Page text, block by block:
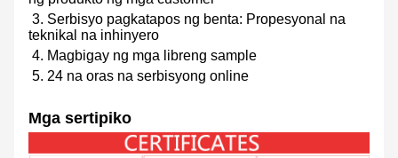
3. Serbisyo pagkatapos ng benta: Propesyonal na
teknikal na inhinyero
4. Magbigay ng mga libreng sample
5. 24 na oras na serbisyong online
Mga sertipiko